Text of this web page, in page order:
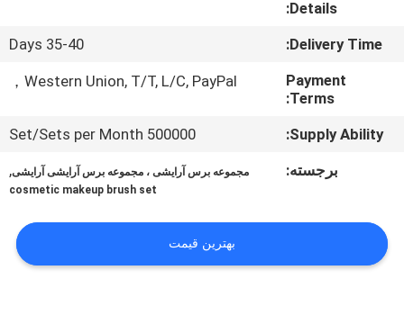
PRIVACY
Details:
Delivery Time:
35-40 Days
Payment
Terms:
Western Union, T/T, L/C, PayPal，
Supply Ability:
500000 Set/Sets per Month
برجسته:
مجموعه برس آرایشی ، مجموعه برس آرایشی آرایشی,
cosmetic makeup brush set
بهترین قیمت